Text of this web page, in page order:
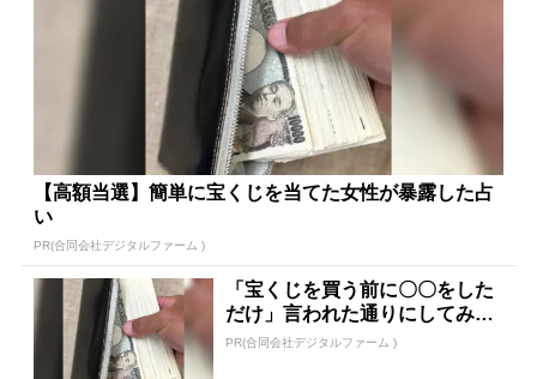
【高額当選】簡単に宝くじを当てた女性が暴露した占
い
PR(合同会社デジタルファーム )
「宝くじを買う前に〇〇をした
だけ」言われた通りにしてみた
ら…
PR(合同会社デジタルファーム )